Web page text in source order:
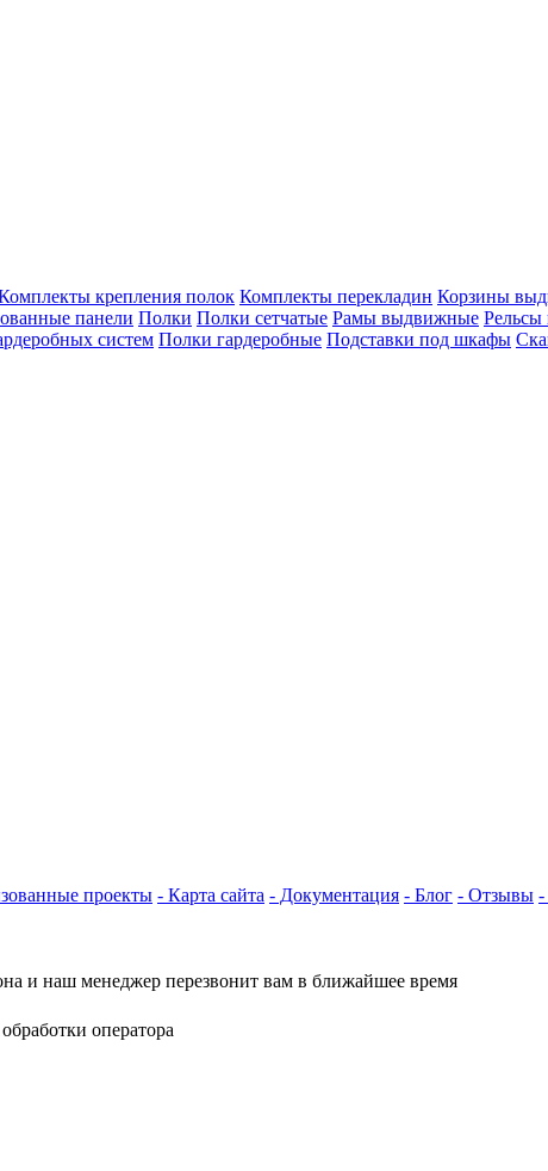
крепления полок Комплекты перекладин Корзины
панели Полки Полки сетчатые Рамы выдвижные Рельсы
систем Полки гардеробные Подставки под шкафы
проекты - Карта сайта - Документация - Блог - Отзывы -
и наш менеджер перезвонит вам в ближайшее время
оператора